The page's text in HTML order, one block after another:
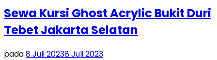
Sewa Kursi Ghost Acrylic Bukit Duri
Tebet Jakarta Selatan
pada8 Juli 20238 Juli 2023